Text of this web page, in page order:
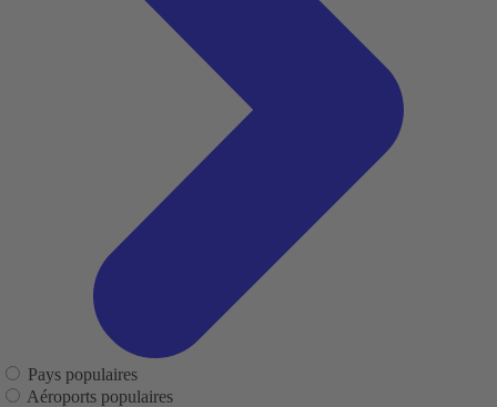
Pays populaires
Aéroports populaires